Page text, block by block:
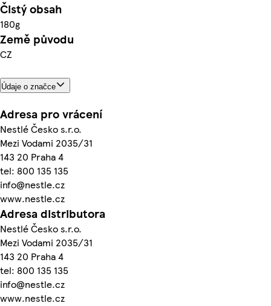
Čistý obsah
180g
Země původu
CZ
Údaje o značce
Adresa pro vrácení
Nestlé Česko s.r.o.
Mezi Vodami 2035/31
143 20 Praha 4
tel: 800 135 135
info@nestle.cz
www.nestle.cz
Adresa distributora
Nestlé Česko s.r.o.
Mezi Vodami 2035/31
143 20 Praha 4
tel: 800 135 135
info@nestle.cz
www.nestle.cz